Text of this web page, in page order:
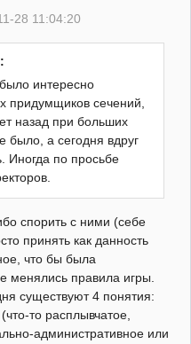
28 11:04:20
интересно
придумщиков сечений,
назад при больших
было, а сегодня вдруг
Иногда по просьбе
спорить с ними (себе
принять как данность
что бы была
менялись правила игры.
существуют 4 понятия:
то расплывчатое,
административное или